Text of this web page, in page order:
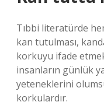
Tıbbi literatürde
kan tutulması,
korkuyu ifade
insanların günlük
yeteneklerini
korkulardır.